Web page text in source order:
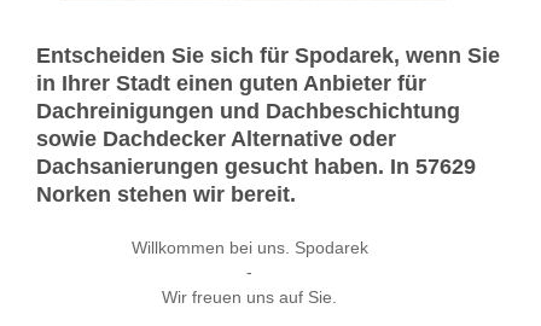
Entscheiden Sie sich für Spodarek, wenn Sie
in Ihrer Stadt einen guten Anbieter für
Dachreinigungen und Dachbeschichtung
sowie Dachdecker Alternative oder
Dachsanierungen gesucht haben. In 57629
Norken stehen wir bereit.
Willkommen bei uns. Spodarek
-
Wir freuen uns auf Sie.